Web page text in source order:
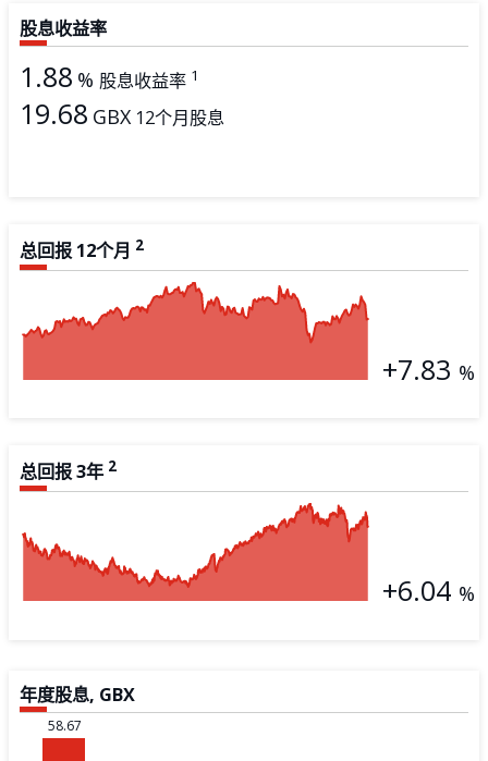
股息收益率
1.88 % 股息收益率 1
19.68 GBX 12个月股息
总回报 12个月 2
+7.83 %
总回报3年 2
+6.04 %
年度股息, GBX
58.67